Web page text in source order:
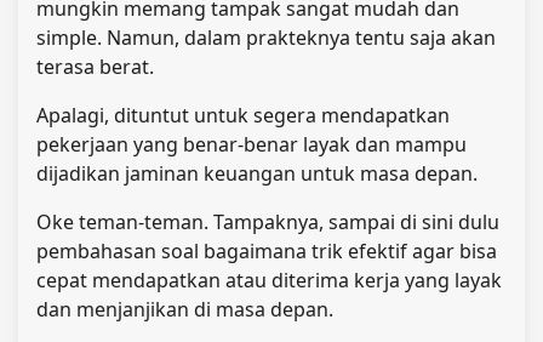
mungkin memang tampak sangat mudah dan
simple. Namun, dalam prakteknya tentu saja akan
terasa berat.
Apalagi, dituntut untuk segera mendapatkan
pekerjaan yang benar-benar layak dan mampu
dijadikan jaminan keuangan untuk masa depan.
Oke teman-teman. Tampaknya, sampai di sini dulu
pembahasan soal bagaimana trik efektif agar bisa
cepat mendapatkan atau diterima kerja yang layak
dan menjanjikan di masa depan.